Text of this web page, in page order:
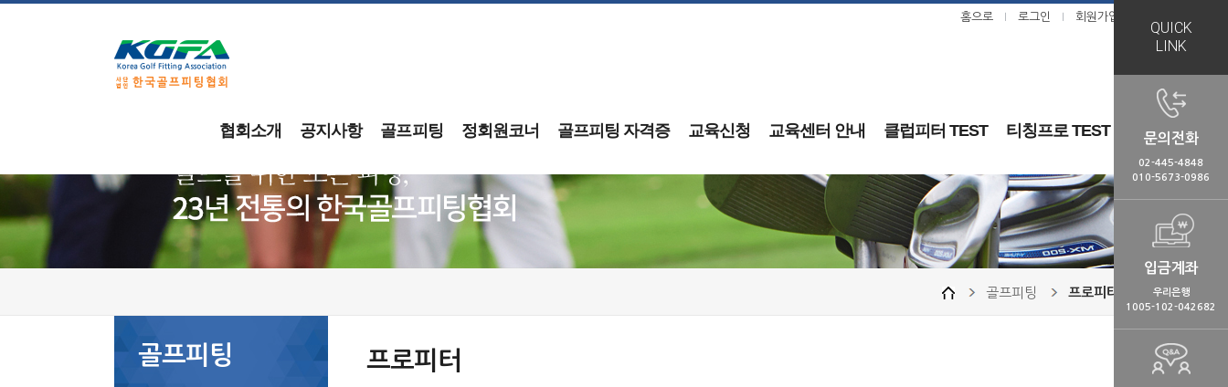
QUICK
LINK
문의전화
02-445-4848
010-5673-0986
입금계좌
우리은행
1005-102-042682
홈으로 로그인 회원가입
협회소개 공지사항 골프피팅 정회원코너 골프피팅 자격증 교육신청 교육센터 안내 클럽피터 TEST 티칭프로 TEST
골프피팅 프로피터
골프피팅 프로피터